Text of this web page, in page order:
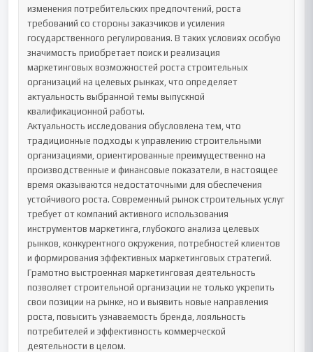
изменения потребительских предпочтений, роста
требований со стороны заказчиков и усиления
государственного регулирования. В таких условиях особую
значимость приобретает поиск и реализация
маркетинговых возможностей роста строительных
организаций на целевых рынках, что определяет
актуальность выбранной темы выпускной
квалификационной работы.
Актуальность исследования обусловлена тем, что
традиционные подходы к управлению строительными
организациями, ориентированные преимущественно на
производственные и финансовые показатели, в настоящее
время оказываются недостаточными для обеспечения
устойчивого роста. Современный рынок строительных услуг
требует от компаний активного использования
инструментов маркетинга, глубокого анализа целевых
рынков, конкурентного окружения, потребностей клиентов
и формирования эффективных маркетинговых стратегий.
Грамотно выстроенная маркетинговая деятельность
позволяет строительной организации не только укрепить
свои позиции на рынке, но и выявить новые направления
роста, повысить узнаваемость бренда, лояльность
потребителей и эффективность коммерческой
деятельности в целом.